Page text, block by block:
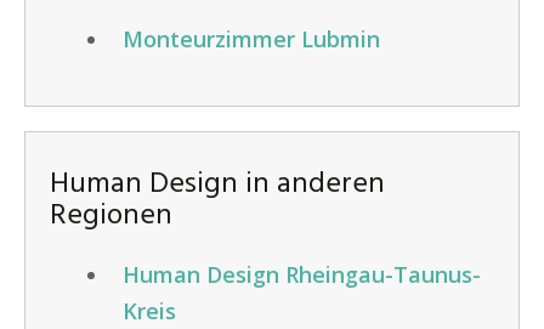
Monteurzimmer Lubmin
Human Design in anderen
Regionen
Human Design Rheingau-Taunus-
Kreis